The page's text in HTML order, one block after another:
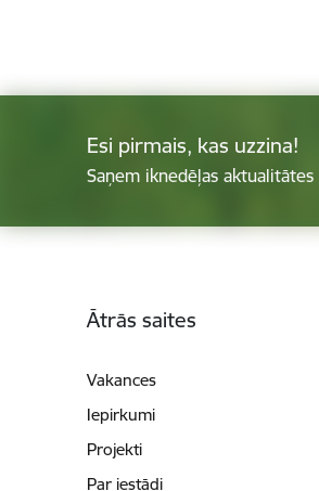
Esi pirmais, kas uzzina!
Saņem iknedēļas
Ātrās saites
Vakances
Iepirkumi
Projekti
Par iestādi